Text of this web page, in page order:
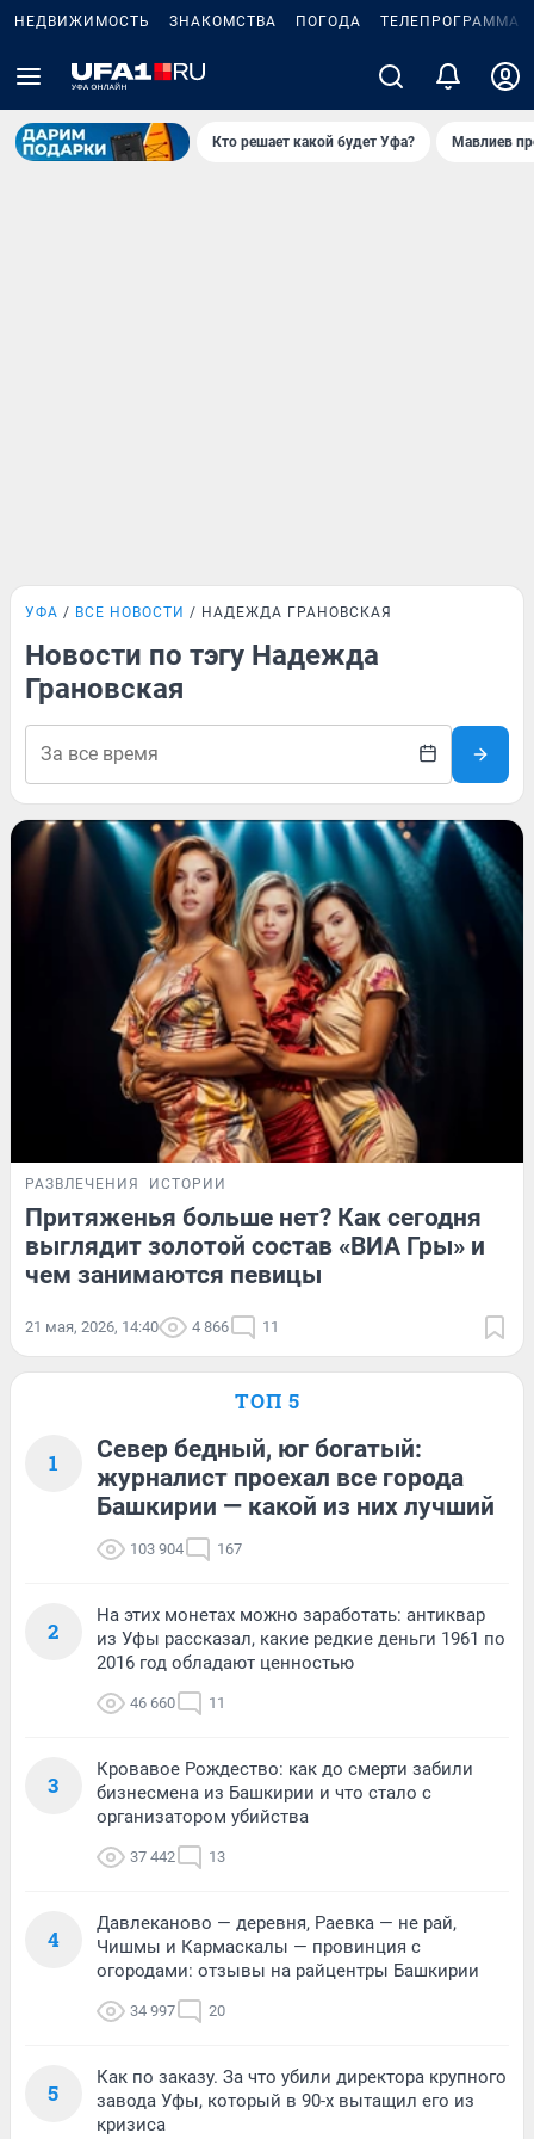
НЕДВИЖИМОСТЬ ЗНАКОМСТВА ПОГОДА ТЕЛЕПРОГРАММА
Кто решает какой будет Уфа? Мавлиев
УФА ВСЕ НОВОСТИ НАДЕЖДА ГРАНОВСКАЯ
Новости по тэгу Надежда
Грановская
РАЗВЛЕЧЕНИЯ ИСТОРИИ
Притяженья больше нет? Как сегодня
выглядит золотой состав «ВИА Гры» и
чем занимаются певицы
21 мая, 2026, 14:40 4 866 11
ТОП 5
1
Север бедный, юг богатый:
журналист проехал все города
Башкирии — какой из них лучший
103 904 167
2
На этих монетах можно заработать: антиквар
из Уфы рассказал, какие редкие деньги 1961 по
2016 год обладают ценностью
46 660 11
3
Кровавое Рождество: как до смерти забили
бизнесмена из Башкирии и что стало с
организатором убийства
37 442 13
4
Давлеканово — деревня, Раевка — не рай,
Чишмы и Кармаскалы — провинция с
огородами: отзывы на райцентры Башкирии
34 997 20
5
Как по заказу. За что убили директора крупного
завода Уфы, который в 90-х вытащил его из
кризиса